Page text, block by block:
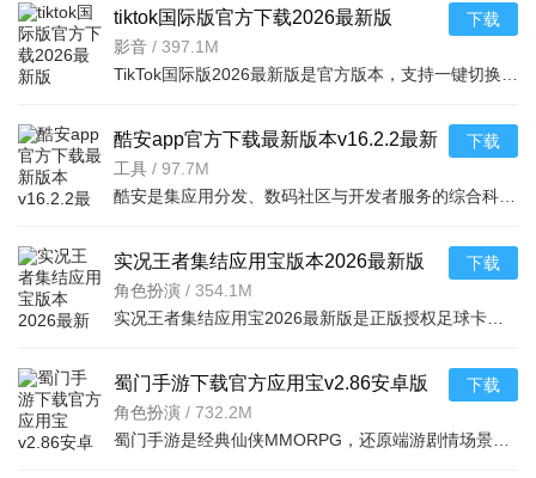
tiktok国际版官方下载2026最新版
v45.2.3安卓版
影音 / 397.1M
下载
酷安app官方下载最新版本v16.2.2最新
版
工具 / 97.7M
下载
实况王者集结应用宝版本2026最新版
v6.1.3安卓版本
角色扮演 / 354.1M
下载
蜀门手游下载官方应用宝v2.86安卓版
角色扮演 / 732.2M
下载